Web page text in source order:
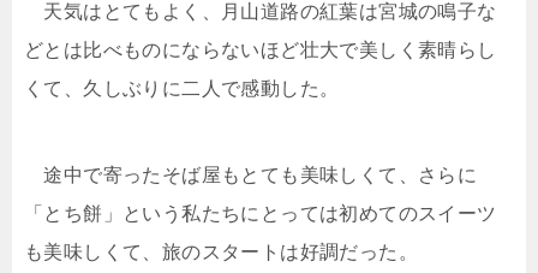
天気はとてもよく、月山道路の紅葉は宮城の鳴子な
どとは比べものにならないほど壮大で美しく素晴らし
くて、久しぶりに二人で感動した。
途中で寄ったそば屋もとても美味しくて、さらに
「とち餅」という私たちにとっては初めてのスイーツ
も美味しくて、旅のスタートは好調だった。